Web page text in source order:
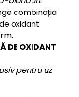
combinația
oxidant
DE OXIDANT
pentru uz